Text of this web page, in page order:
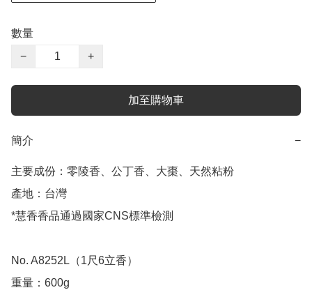
數量
−
+
加至購物車
簡介 −
主要成份：零陵香、公丁香、大棗、天然粘粉
產地：台灣
*慧香香品通過國家CNS標準檢測
No. A8252L（1尺6立香）
重量：600g